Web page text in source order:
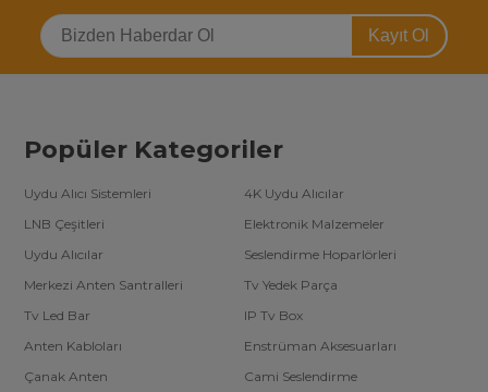
Kayıt Ol
Popüler Kategoriler
Uydu Alıcı Sistemleri
4K Uydu Alıcılar
LNB Çeşitleri
Elektronik Malzemeler
Uydu Alıcılar
Seslendirme Hoparlörleri
Merkezi Anten Santralleri
Tv Yedek Parça
Tv Led Bar
IP Tv Box
Anten Kabloları
Enstrüman Aksesuarları
Çanak Anten
Cami Seslendirme